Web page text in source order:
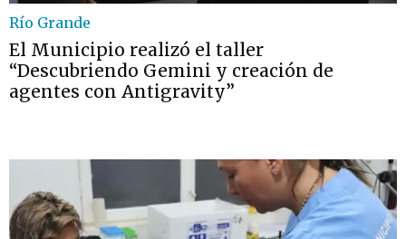
Río Grande
El Municipio realizó el taller
“Descubriendo Gemini y creación de
agentes con Antigravity”